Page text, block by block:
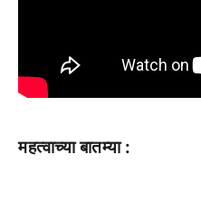
महत्वाच्या बातम्या :